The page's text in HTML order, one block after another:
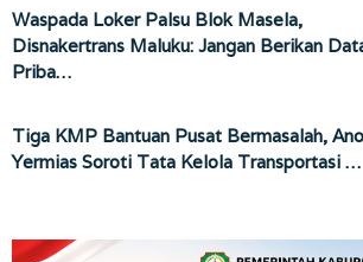
Waspada Loker Palsu Blok Masela,
Disnakertrans Maluku: Jangan Berikan
Priba…
Tiga KMP Bantuan Pusat Bermasalah,
Yermias Soroti Tata Kelola Transportasi …